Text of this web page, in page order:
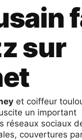
sur
et coiffeur
un important
réseaux sociaux
couvertures